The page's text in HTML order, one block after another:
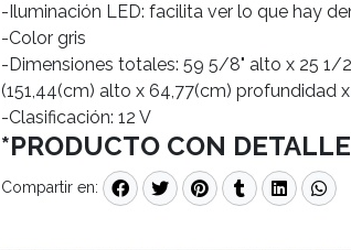
-Iluminación LED: facilita ver lo que hay
-Color gris
-Dimensiones totales: 59 5/8" alto x 25 1/
(151,44(cm) alto x 64,77(cm) profundidad
-Clasificación: 12 V
*PRODUCTO CON
Compartir en: